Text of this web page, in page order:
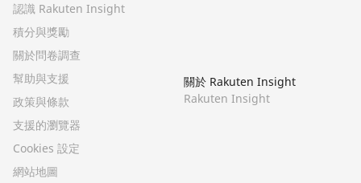
認識 Rakuten Insight
積分與獎勵
關於問卷調查
幫助與支援
政策與條款
支援的瀏覽器
Cookies 設定
網站地圖
關於 Rakuten Insight
Rakuten Insight